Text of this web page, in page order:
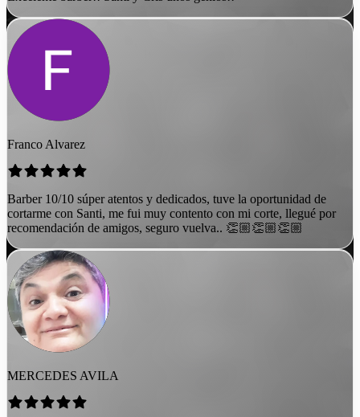
Franco Alvarez
Barber 10/10 súper atentos y dedicados, tuve la oportunidad de
cortarme con Santi, me fui muy contento con mi corte, llegué por
recomendación de amigos, seguro vuelva.. 👏🏼👏🏼👏🏼
MERCEDES AVILA